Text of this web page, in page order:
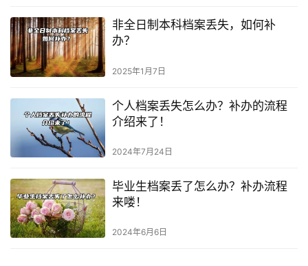
非全日制本科档案丢失，如何补
办？
2025年1月7日
个人档案丢失怎么办？补办的流程
介绍来了！
2024年7月24日
毕业生档案丢了怎么办？补办流程
来喽！
2024年6月6日